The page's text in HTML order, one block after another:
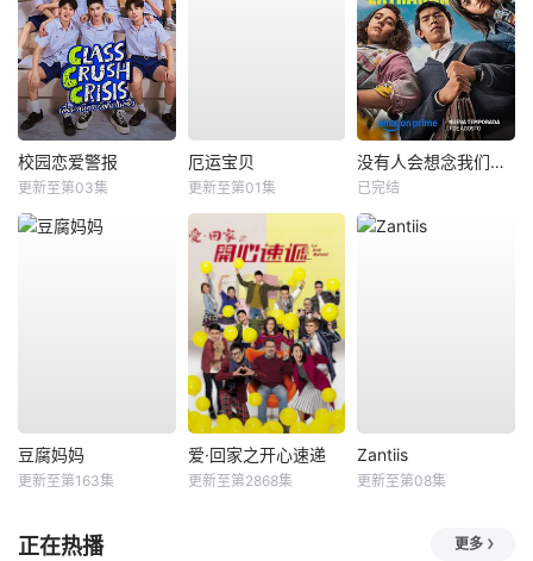
校园恋爱警报
更新至第03集
厄运宝贝
更新至第01集
没有人会想念我们第二季
已完结
豆腐妈妈
更新至第163集
爱·回家之开心速递
更新至第2868集
Zantiis
更新至第08集
正在热播 更多